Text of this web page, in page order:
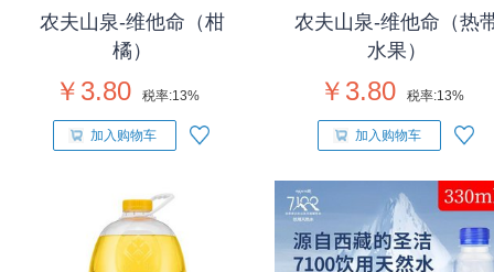
农夫山泉-维他命（柑
橘）
￥3.80 税率:13%
加入购物车
农夫山泉-维他命（热
水果）
￥3.80 税率:13%
加入购物车